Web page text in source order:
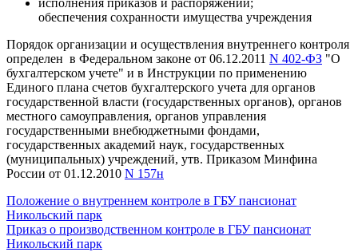
исполнения приказов и распоряжений;
обеспечения сохранности имущества учреждения
Порядок организации и осуществления внутреннего контроля
определен в Федеральном законе от 06.12.2011 N 402-ФЗ "О
бухгалтерском учете" и в Инструкции по применению
Единого плана счетов бухгалтерского учета для органов
государственной власти (государственных органов), органов
местного самоуправления, органов управления
государственными внебюджетными фондами,
государственных академий наук, государственных
(муниципальных) учреждений, утв. Приказом Минфина
России от 01.12.2010 N 157н
Положение о внутреннем контроле в ГБУ пансионат
Никольский парк
Приказ о производственном контроле в ГБУ пансионат
Никольский парк